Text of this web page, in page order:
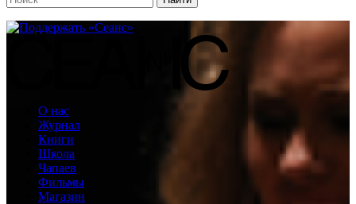
О нас
Журнал
Книги
Школа
Чапаев
Фильмы
Магазин